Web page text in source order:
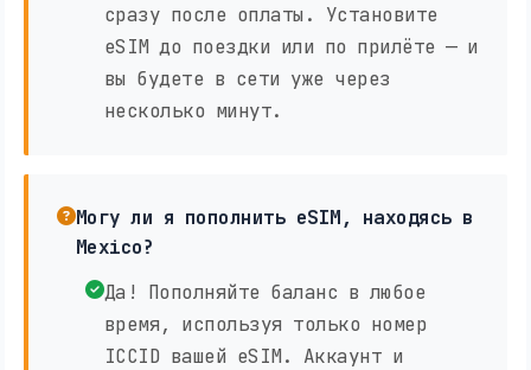
сразу после оплаты. Установите
eSIM до поездки или по прилёте — и
вы будете в сети уже через
несколько минут.
Могу ли я пополнить eSIM, находясь в
Mexico?
Да! Пополняйте баланс в любое
время, используя только номер
ICCID вашей eSIM. Аккаунт и